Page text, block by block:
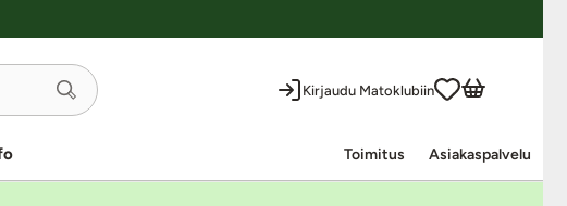
Kirjaudu Matoklubiin
Toimitus Asiakaspalvelu